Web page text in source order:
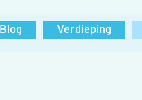
Blog Verdieping